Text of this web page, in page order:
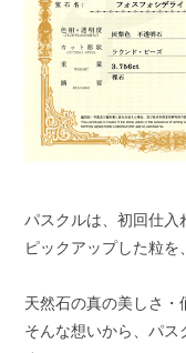
パスクルは、初回仕入
ピックアップした粒を
天然石の真の美しさ・
そんな想いから、パス